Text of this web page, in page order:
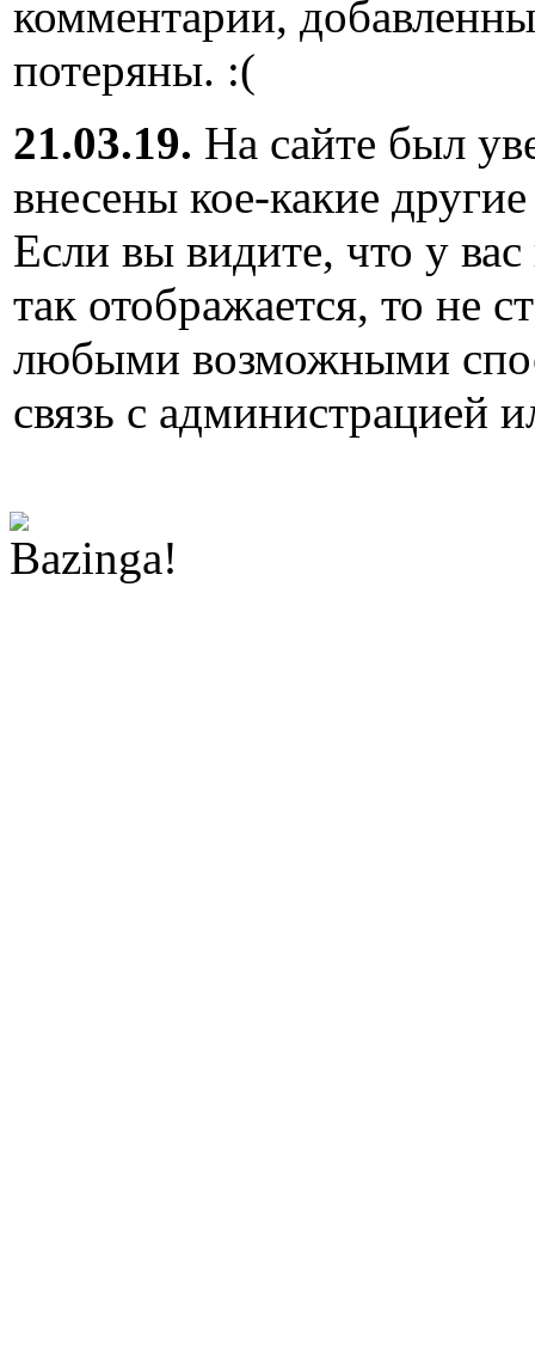
комментарии,
потеряны. :(
21.03.19. На сайте был
внесены кое-какие
Если вы видите, что у
так отображается, то не
любыми возможными
связь с администрацией